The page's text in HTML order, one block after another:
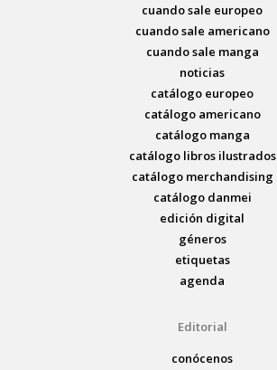
cuando sale europeo
cuando sale americano
cuando sale manga
noticias
catálogo europeo
catálogo americano
catálogo manga
catálogo libros ilustrados
catálogo merchandising
catálogo danmei
edición digital
géneros
etiquetas
agenda
Editorial
conócenos